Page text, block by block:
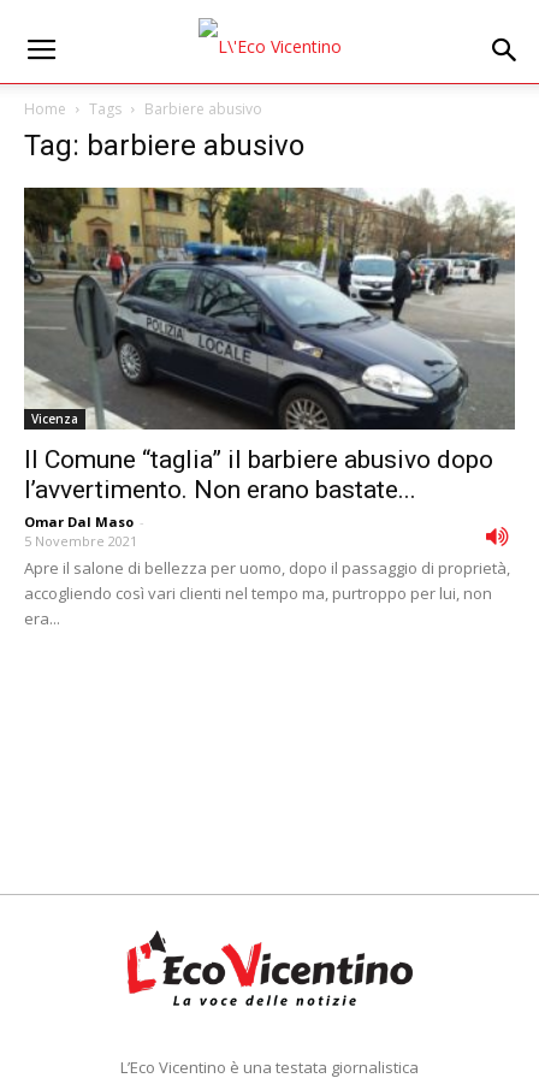
Home Tags Barbiere abusivo
Tag: barbiere abusivo
Vicenza
Il Comune “taglia” il barbiere abusivo dopo
l’avvertimento. Non erano bastate...
Omar Dal Maso -
5 Novembre 2021
Apre il salone di bellezza per uomo, dopo il passaggio di proprietà,
accogliendo così vari clienti nel tempo ma, purtroppo per lui, non
era...
L’Eco Vicentino è una testata giornalistica